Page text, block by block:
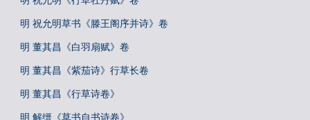
明 祝允明草书《滕王阁序并诗》卷
明 董其昌《白羽扇赋》卷
明 董其昌《紫茄诗》行草长卷
明 董其昌《行草诗卷》
明 解缙《草书自书诗卷》